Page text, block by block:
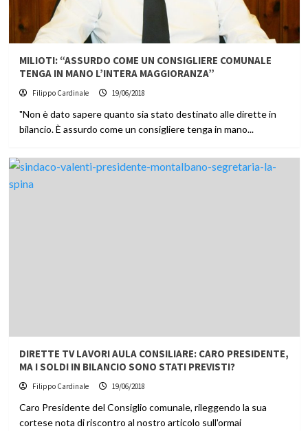
MILIOTI: “ASSURDO COME UN CONSIGLIERE COMUNALE
TENGA IN MANO L’INTERA MAGGIORANZA”
Filippo Cardinale 19/06/2018
"Non è dato sapere quanto sia stato destinato alle dirette in
bilancio. È assurdo come un consigliere tenga in mano...
DIRETTE TV LAVORI AULA CONSILIARE: CARO PRESIDENTE,
MA I SOLDI IN BILANCIO SONO STATI PREVISTI?
Filippo Cardinale 19/06/2018
Caro Presidente del Consiglio comunale, rileggendo la sua
cortese nota di riscontro al nostro articolo sull'ormai